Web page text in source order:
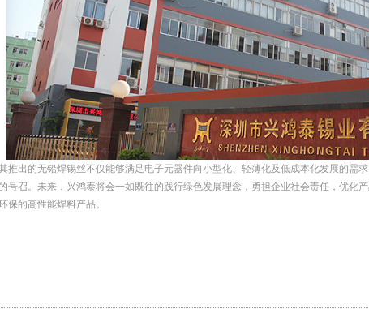
推出的无铅焊锡丝不仅能够满足电子元器件向小型化、轻薄化及低成本化发展的需
号召。未来，兴鸿泰将会一如既往的践行绿色发展理念，勇担企业社会责任，优化
保的高性能焊料产品。